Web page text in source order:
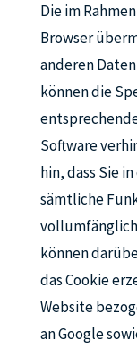
Die im
Browser
anderen
können die
Software
hin, dass Sie
sämtliche
können
das Cookie
Website
an Google